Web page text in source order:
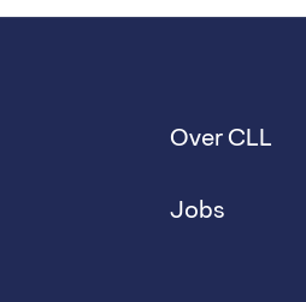
Over CLL
Jobs